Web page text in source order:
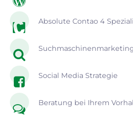
Absolute Contao 4
Social Media Strategie
Beratung bei Ihrem